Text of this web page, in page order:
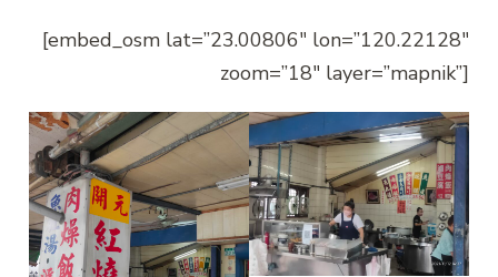
[embed_osm lat=”23.00806″ lon=”120.22128″
zoom=”18″ layer=”mapnik”]